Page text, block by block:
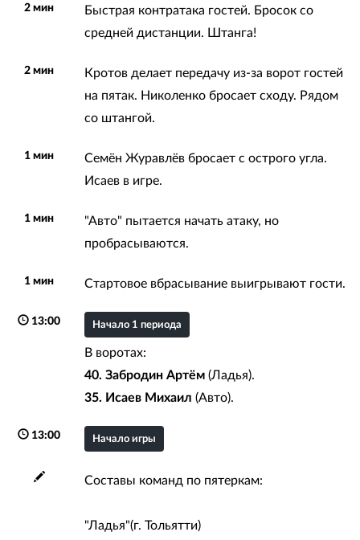
2 мин
Быстрая контратака гостей. Бросок со
средней дистанции. Штанга!
2 мин
Кротов делает передачу из-за ворот гостей
на пятак. Николенко бросает сходу. Рядом
со штангой.
1 мин
Семён Журавлёв бросает с острого угла.
Исаев в игре.
1 мин
"Авто" пытается начать атаку, но
пробрасываются.
1 мин Стартовое вбрасывание выигрывают гости.
13:00 Начало 1 периода
В воротах:
40. Забродин Артём(Ладья).
35. Исаев Михаил (Авто).
13:00 Начало игры
Составы команд по пятеркам:
"Ладья"(г. Тольятти)